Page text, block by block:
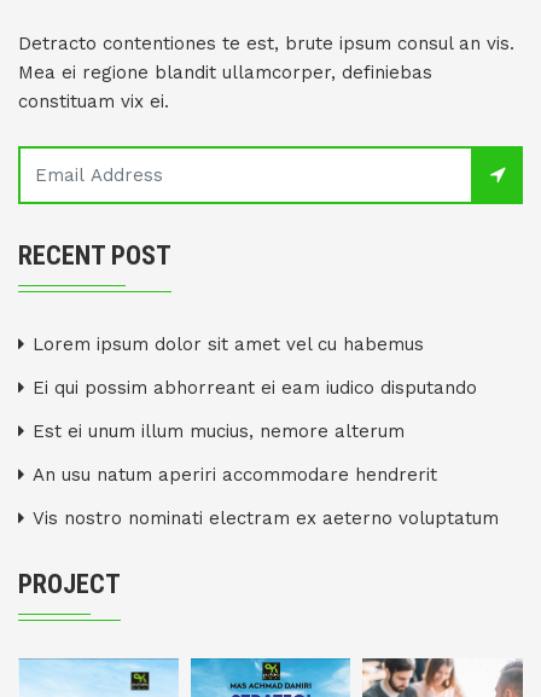
Detracto contentiones te est, brute ipsum consul an vis.
Mea ei regione blandit ullamcorper, definiebas
constituam vix ei.
RECENT POST
Lorem ipsum dolor sit amet vel cu habemus
Ei qui possim abhorreant ei eam iudico disputando
Est ei unum illum mucius, nemore alterum
An usu natum aperiri accommodare hendrerit
Vis nostro nominati electram ex aeterno voluptatum
PROJECT